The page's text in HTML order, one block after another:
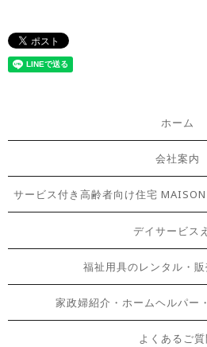
ホーム
会社案内
サービス付き高齢者向け住宅
デイサービス
福祉用具のレンタル・
家政婦紹介・ホームヘルパー
よくあるご質